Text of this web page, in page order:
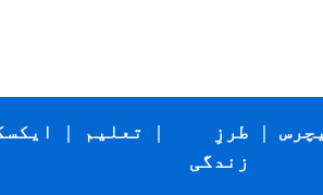
| تعلیم |
طرزِ
زندگی
|